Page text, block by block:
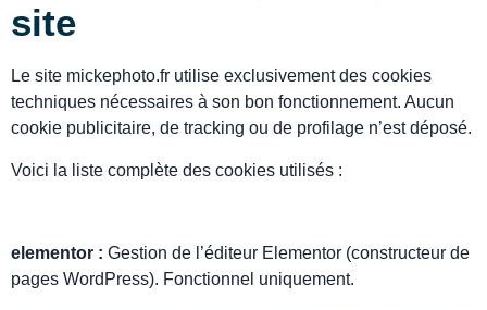
site
Le site mickephoto.fr utilise exclusivement des cookies
techniques nécessaires à son bon fonctionnement. Aucun
cookie publicitaire, de tracking ou de profilage n’est déposé.
Voici la liste complète des cookies utilisés :
elementor : Gestion de l’éditeur Elementor (constructeur de
pages WordPress). Fonctionnel uniquement.